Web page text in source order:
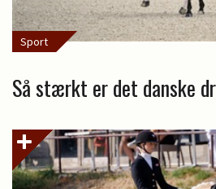
Sport
Så stærkt er det danske